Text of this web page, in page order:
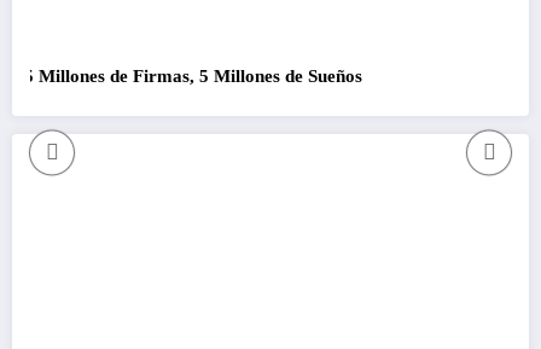
de Firmas, 5 Millones de Sueños